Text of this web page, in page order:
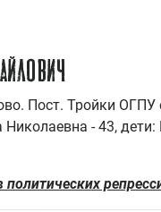
Пост. Тройки
- 43,